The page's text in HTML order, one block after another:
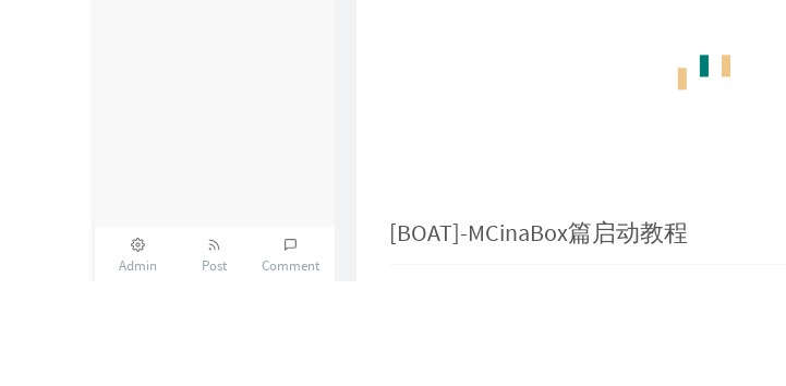
Admin Post Comment
November 7, 2020 4 comments